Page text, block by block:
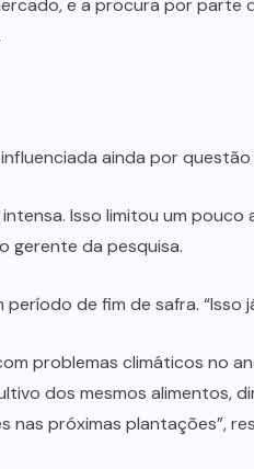
e a procura por
ainda por questão
Isso limitou um
gerente da pesquisa.
de fim de safra.
problemas climáticos no
dos mesmos alimentos,
próximas plantações”,